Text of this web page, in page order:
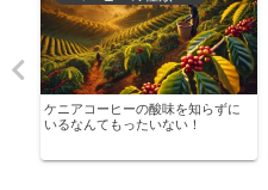
ケニアコーヒーの酸味を知らずに
いるなんてもったいない！